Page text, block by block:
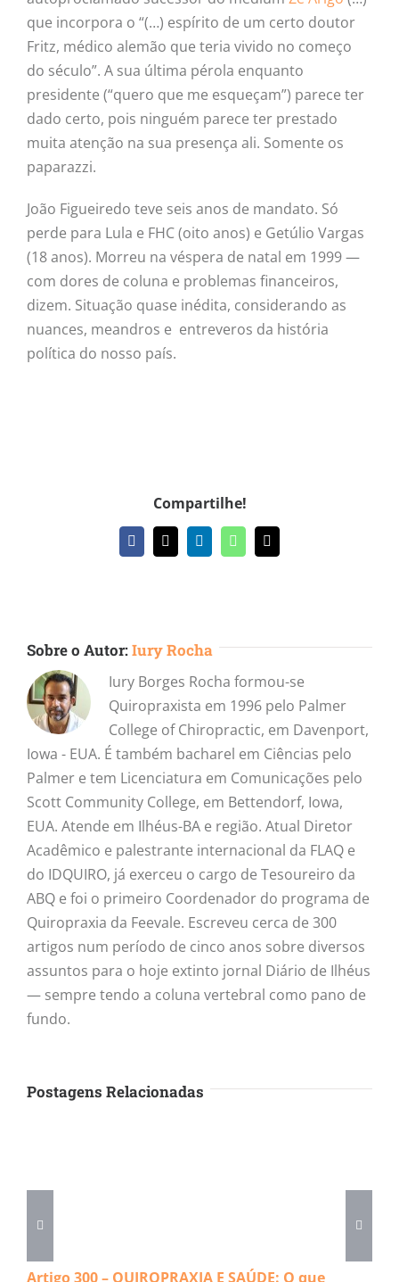
que incorpora o “(…) espírito de um certo doutor
Fritz, médico alemão que teria vivido no começo
do século”. A sua última pérola enquanto
presidente (“quero que me esqueçam”) parece ter
dado certo, pois ninguém parece ter prestado
muita atenção na sua presença ali. Somente os
paparazzi.
João Figueiredo teve seis anos de mandato. Só
perde para Lula e FHC (oito anos) e Getúlio Vargas
(18 anos). Morreu na véspera de natal em 1999 —
com dores de coluna e problemas financeiros,
dizem. Situação quase inédita, considerando as
nuances, meandros e entreveros da história
política do nosso país.
Compartilhe!
Facebook
X LinkedInWhatsApp
E-
mail
Sobre o Autor:Iury Rocha
Iury Borges Rocha formou-se
Quiropraxista em 1996 pelo Palmer
College of Chiropractic, em Davenport,
Iowa - EUA. É também bacharel em Ciências pelo
Palmer e tem Licenciatura em Comunicações pelo
Scott Community College, em Bettendorf, Iowa,
EUA. Atende em Ilhéus-BA e região. Atual Diretor
Acadêmico e palestrante internacional da FLAQ e
do IDQUIRO, já exerceu o cargo de Tesoureiro da
ABQ e foi o primeiro Coordenador do programa de
Quiropraxia da Feevale. Escreveu cerca de 300
artigos num período de cinco anos sobre diversos
assuntos para o hoje extinto jornal Diário de Ilhéus
— sempre tendo a coluna vertebral como pano de
fundo.
Postagens Relacionadas
Artigo 300 – QUIROPRAXIA E SAÚDE: O que